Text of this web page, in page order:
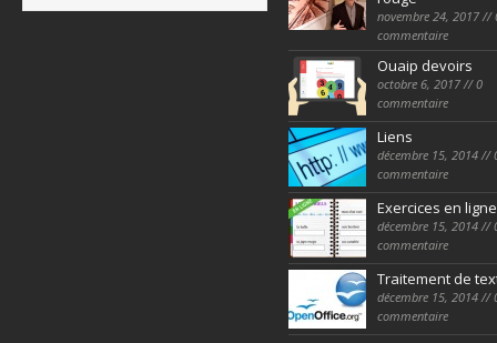
novembre 24, 2017 //
commentaire
Ouaip devoirs
octobre 6, 2017 // 0
commentaire
Liens
décembre 15, 2014 //
commentaire
Exercices en ligne
décembre 15, 2014 //
commentaire
Traitement de
décembre 15, 2014 //
commentaire